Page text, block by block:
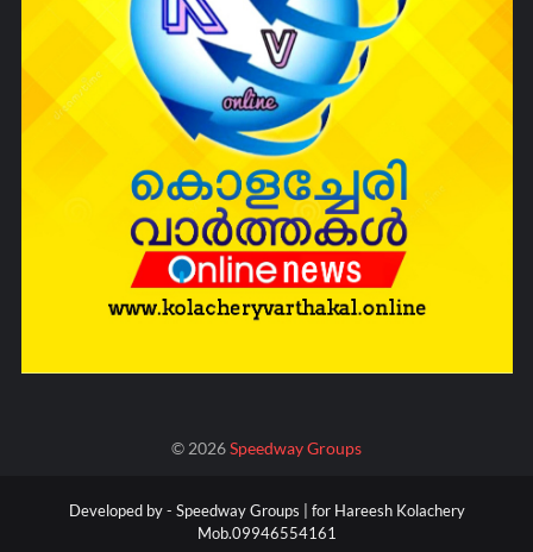
©2026Speedway Groups
Developed by - Speedway Groups | for Hareesh Kolachery
Mob.09946554161